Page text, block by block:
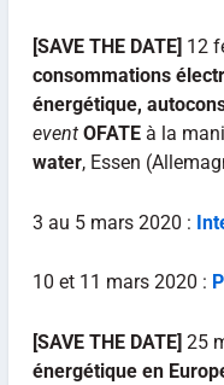
[SAVE THE DATE] 12
consommations
énergétique,
event OFATEà la
water, Essen
3 au 5 mars 2020 :
10 et 11 mars 2020 :
[SAVE THE DATE] 25
énergétique en